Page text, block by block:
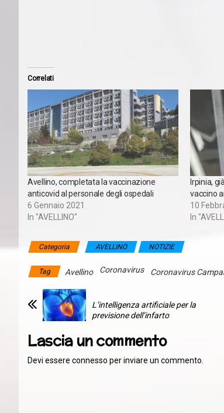
Correlati
Avellino, completata la vaccinazione
anticovid al personale degli ospedali
6 Gennaio 2021
In "AVELLINO"
Irpinia,
vaccino
10
In
Categoria AVELLINO NOTIZIE
Tag Avellino Coronavirus Coronavirus
L’intelligenza artificiale per la
previsione dell’infarto
Lascia un commento
Devi essere connesso per inviare un commento.